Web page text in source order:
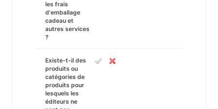
les frais
d'emballage
cadeau et
autres services
?
Existe-t-il des
produits ou
catégories de
produits pour
lesquels les
éditeurs ne